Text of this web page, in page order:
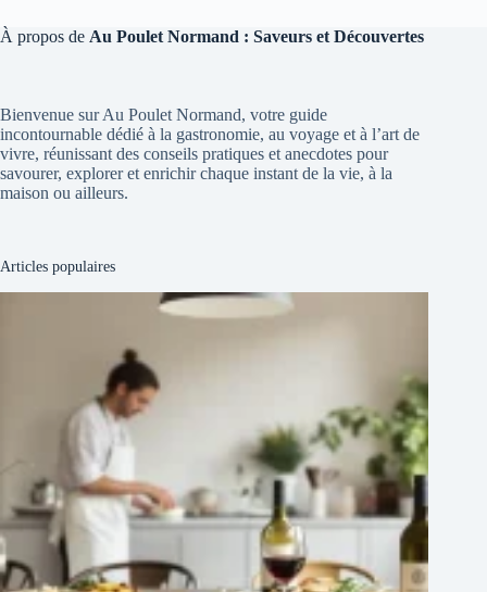
À propos de Au Poulet Normand : Saveurs et Découvertes
Bienvenue sur Au Poulet Normand, votre guide
incontournable dédié à la gastronomie, au voyage et à l’art de
vivre, réunissant des conseils pratiques et anecdotes pour
savourer, explorer et enrichir chaque instant de la vie, à la
maison ou ailleurs.
Articles populaires